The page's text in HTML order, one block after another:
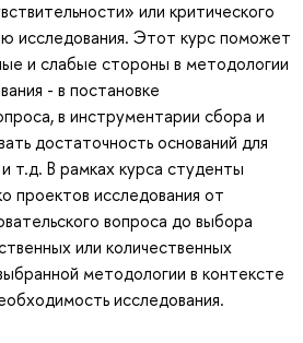
или критического
исследования. Этот курс поможет
и слабые стороны в методологии
- в постановке
в инструментарии сбора и
достаточность оснований для
т.д. В рамках курса студенты
проектов исследования от
вопроса до выбора
или количественных
методологии в контексте
исследования.